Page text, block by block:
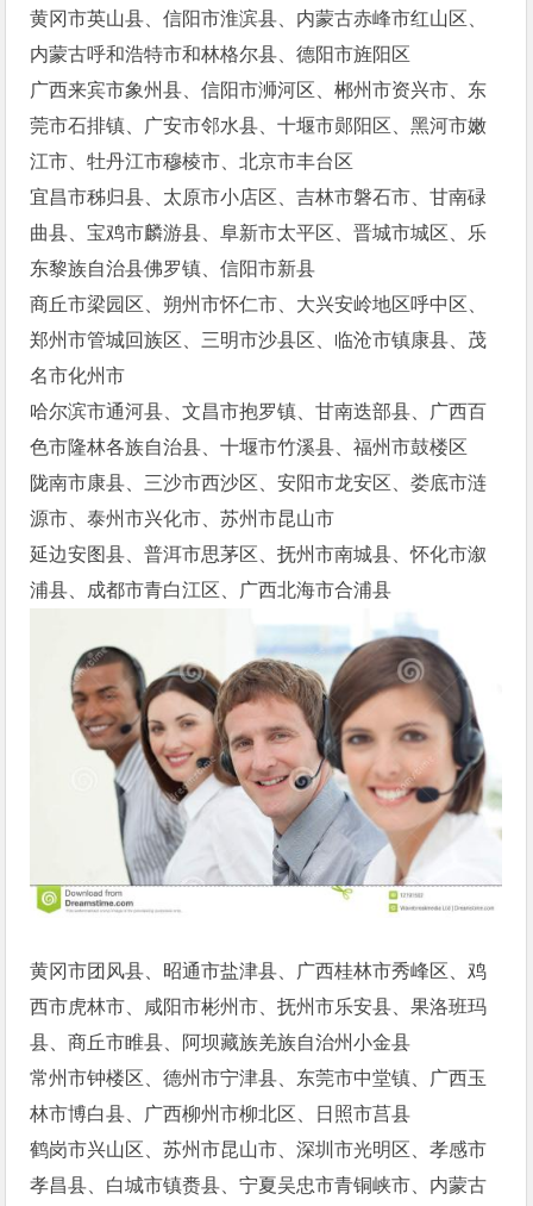
黄冈市英山县、信阳市淮滨县、内蒙古赤峰市红山区、
内蒙古呼和浩特市和林格尔县、德阳市旌阳区
广西来宾市象州县、信阳市浉河区、郴州市资兴市、东
莞市石排镇、广安市邻水县、十堰市郧阳区、黑河市嫩
江市、牡丹江市穆棱市、北京市丰台区
宜昌市秭归县、太原市小店区、吉林市磐石市、甘南碌
曲县、宝鸡市麟游县、阜新市太平区、晋城市城区、乐
东黎族自治县佛罗镇、信阳市新县
商丘市梁园区、朔州市怀仁市、大兴安岭地区呼中区、
郑州市管城回族区、三明市沙县区、临沧市镇康县、茂
名市化州市
哈尔滨市通河县、文昌市抱罗镇、甘南迭部县、广西百
色市隆林各族自治县、十堰市竹溪县、福州市鼓楼区
陇南市康县、三沙市西沙区、安阳市龙安区、娄底市涟
源市、泰州市兴化市、苏州市昆山市
延边安图县、普洱市思茅区、抚州市南城县、怀化市溆
浦县、成都市青白江区、广西北海市合浦县
黄冈市团风县、昭通市盐津县、广西桂林市秀峰区、鸡
西市虎林市、咸阳市彬州市、抚州市乐安县、果洛班玛
县、商丘市睢县、阿坝藏族羌族自治州小金县
常州市钟楼区、德州市宁津县、东莞市中堂镇、广西玉
林市博白县、广西柳州市柳北区、日照市莒县
鹤岗市兴山区、苏州市昆山市、深圳市光明区、孝感市
孝昌县、白城市镇赉县、宁夏吴忠市青铜峡市、内蒙古